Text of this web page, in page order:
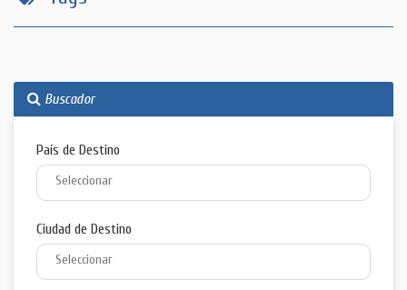
Buscador
País de Destino
Ciudad de Destino